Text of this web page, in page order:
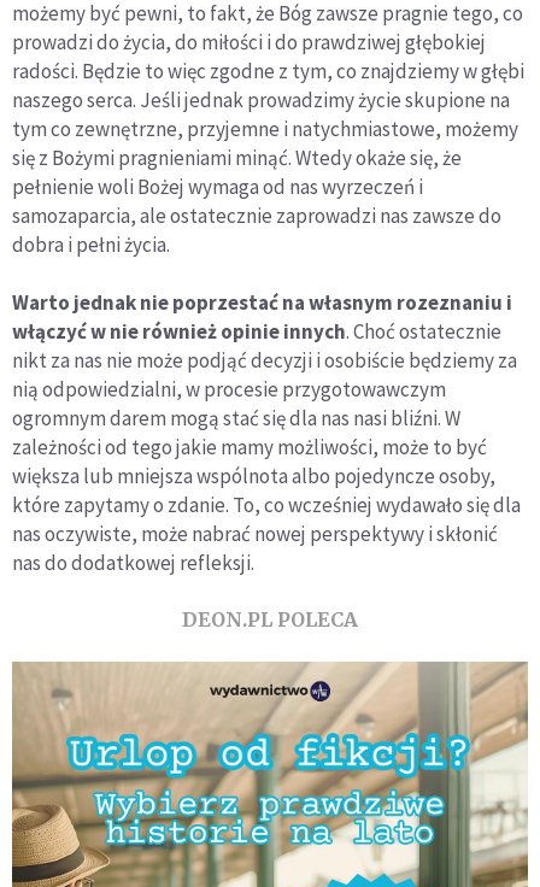
możemy być pewni, to fakt, że Bóg zawsze pragnie tego, co
prowadzi do życia, do miłości i do prawdziwej głębokiej
radości. Będzie to więc zgodne z tym, co znajdziemy w głębi
naszego serca. Jeśli jednak prowadzimy życie skupione na
tym co zewnętrzne, przyjemne i natychmiastowe, możemy
się z Bożymi pragnieniami minąć. Wtedy okaże się, że
pełnienie woli Bożej wymaga od nas wyrzeczeń i
samozaparcia, ale ostatecznie zaprowadzi nas zawsze do
dobra i pełni życia.
Warto jednak nie poprzestać na własnym rozeznaniu i
włączyć w nie również opinie innych. Choć ostatecznie
nikt za nas nie może podjąć decyzji i osobiście będziemy za
nią odpowiedzialni, w procesie przygotowawczym
ogromnym darem mogą stać się dla nas nasi bliźni. W
zależności od tego jakie mamy możliwości, może to być
większa lub mniejsza wspólnota albo pojedyncze osoby,
które zapytamy o zdanie. To, co wcześniej wydawało się dla
nas oczywiste, może nabrać nowej perspektywy i skłonić
nas do dodatkowej refleksji.
DEON.PL POLECA